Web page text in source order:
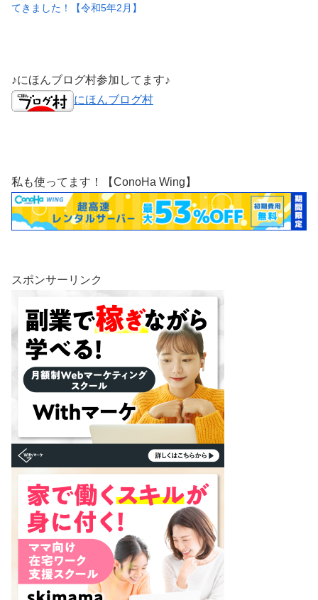
てきました！【令和5年2月】
♪にほんブログ村参加してます♪
にほんブログ村
私も使ってます！【ConoHa Wing】
スポンサーリンク